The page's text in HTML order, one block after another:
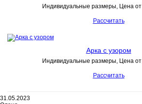
Индивидуальные размеры, Цена от
Рассчитать
Арка с узором
Индивидуальные размеры, Цена от
Рассчитать
31.05.2023